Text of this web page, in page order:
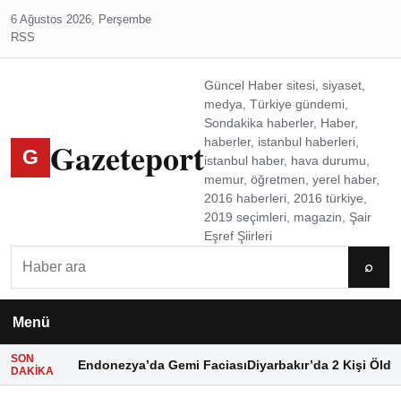
6 Ağustos 2026, Perşembe
RSS
G Gazeteport
Güncel Haber sitesi, siyaset,
medya, Türkiye gündemi,
Sondakika haberler, Haber,
haberler, istanbul haberleri,
istanbul haber, hava durumu,
memur, öğretmen, yerel haber,
2016 haberleri, 2016 türkiye,
2019 seçimleri, magazin, Şair
Eşref Şiirleri
⌕
Menü
SON
DAKIKA
Endonezya’da Gemi FaciasıDiyarbakır’da 2 Kişi Öldü